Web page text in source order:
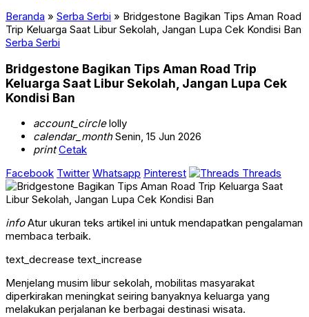
Beranda » Serba Serbi » Bridgestone Bagikan Tips Aman Road
Trip Keluarga Saat Libur Sekolah, Jangan Lupa Cek Kondisi Ban
Serba Serbi
Bridgestone Bagikan Tips Aman Road Trip
Keluarga Saat Libur Sekolah, Jangan Lupa Cek
Kondisi Ban
account_circlelolly
calendar_monthSenin, 15 Jun 2026
print Cetak
Facebook Twitter Whatsapp Pinterest Threads
infoAtur ukuran teks artikel ini untuk mendapatkan pengalaman
membaca terbaik.
text_decrease text_increase
Menjelang musim libur sekolah, mobilitas masyarakat
diperkirakan meningkat seiring banyaknya keluarga yang
melakukan perjalanan ke berbagai destinasi wisata.